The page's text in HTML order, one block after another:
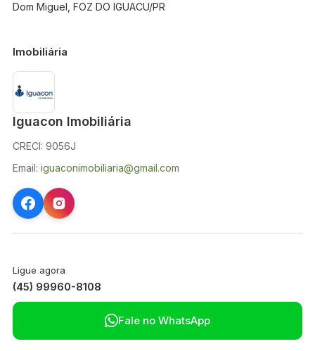
Dom Miguel, FOZ DO IGUACU/PR
Imobiliária
Iguacon Imobiliária
CRECI: 9056J
Email: iguaconimobiliaria@gmail.com
Ligue agora
(45) 99960-8108
Fale no WhatsApp